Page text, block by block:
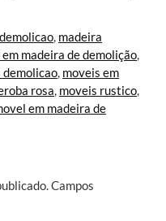
, madeira
madeira de demolição,
demolicao, moveis em
rosa, moveis rustico,
em madeira de
Campos